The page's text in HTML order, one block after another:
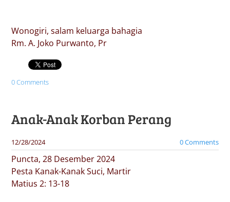
Wonogiri, salam keluarga bahagia
Rm. A. Joko Purwanto, Pr
0 Comments
Anak-Anak Korban Perang
12/28/2024 0 Comments
Puncta, 28 Desember 2024
Pesta Kanak-Kanak Suci, Martir
Matius 2: 13-18